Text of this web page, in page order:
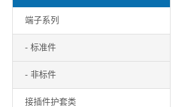
端子系列
- 标准件
- 非标件
接插件护套类